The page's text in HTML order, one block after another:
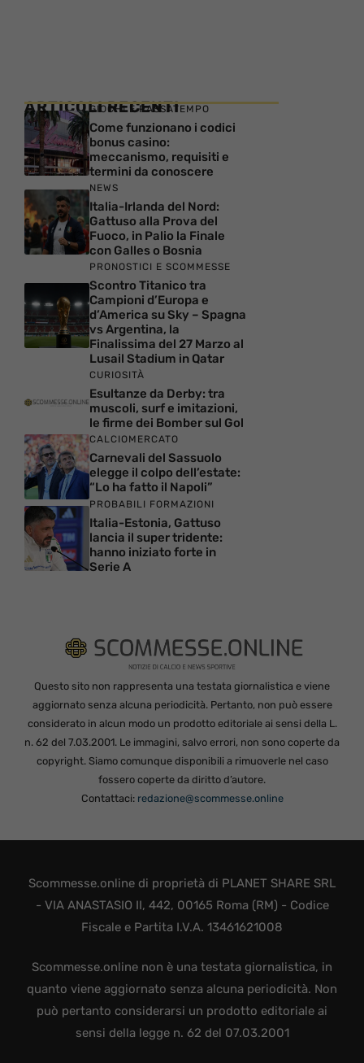
ARTICOLI RECENTI
GIOCHI E PASSATEMPO
Come funzionano i codici
bonus casino:
meccanismo, requisiti e
termini da conoscere
NEWS
Italia-Irlanda del Nord:
Gattuso alla Prova del
Fuoco, in Palio la Finale
con Galles o Bosnia
PRONOSTICI E SCOMMESSE
Scontro Titanico tra
Campioni d’Europa e
d’America su Sky – Spagna
vs Argentina, la
Finalissima del 27 Marzo al
Lusail Stadium in Qatar
CURIOSITÀ
Esultanze da Derby: tra
muscoli, surf e imitazioni,
le firme dei Bomber sul Gol
CALCIOMERCATO
Carnevali del Sassuolo
elegge il colpo dell’estate:
“Lo ha fatto il Napoli”
PROBABILI FORMAZIONI
Italia-Estonia, Gattuso
lancia il super tridente:
hanno iniziato forte in
Serie A
Questo sito non rappresenta una testata giornalistica e viene
aggiornato senza alcuna periodicità. Pertanto, non può essere
considerato in alcun modo un prodotto editoriale ai sensi della L.
n. 62 del 7.03.2001. Le immagini, salvo errori, non sono coperte da
copyright. Siamo comunque disponibili a rimuoverle nel caso
fossero coperte da diritto d’autore.
Contattaci: redazione@scommesse.online
Scommesse.online di proprietà di PLANET SHARE SRL
- VIA ANASTASIO II, 442, 00165 Roma (RM) - Codice
Fiscale e Partita I.V.A. 13461621008
Scommesse.online non è una testata giornalistica, in
quanto viene aggiornato senza alcuna periodicità. Non
può pertanto considerarsi un prodotto editoriale ai
sensi della legge n. 62 del 07.03.2001